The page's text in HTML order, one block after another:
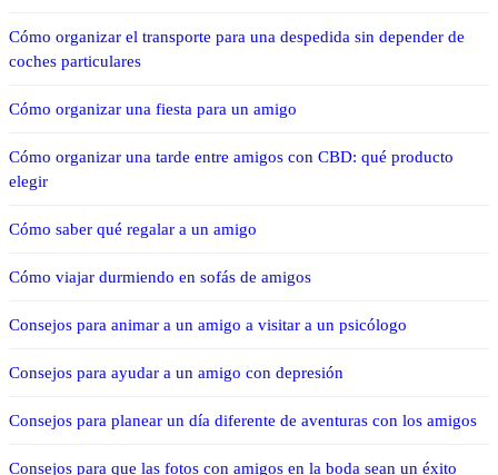
Cómo organizar el transporte para una despedida sin depender de
coches particulares
Cómo organizar una fiesta para un amigo
Cómo organizar una tarde entre amigos con CBD: qué producto
elegir
Cómo saber qué regalar a un amigo
Cómo viajar durmiendo en sofás de amigos
Consejos para animar a un amigo a visitar a un psicólogo
Consejos para ayudar a un amigo con depresión
Consejos para planear un día diferente de aventuras con los amigos
Consejos para que las fotos con amigos en la boda sean un éxito